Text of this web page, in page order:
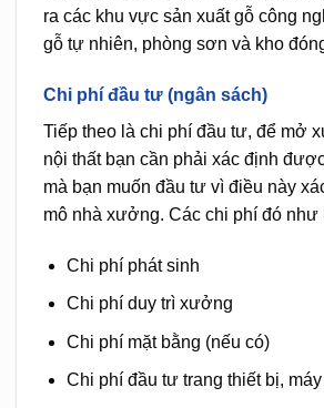
ra các khu vực sản xuất gỗ công
gỗ tự nhiên, phòng sơn và kho
Chi phí đầu tư (ngân sách)
Tiếp theo là chi phí đầu tư, để mở
nội thất bạn cần phải xác định
mà bạn muốn đầu tư vì điều này
mô nhà xưởng. Các chi phí đó như
Chi phí phát sinh
Chi phí duy trì xưởng
Chi phí mặt bằng (nếu có)
Chi phí đầu tư trang thiết bị,